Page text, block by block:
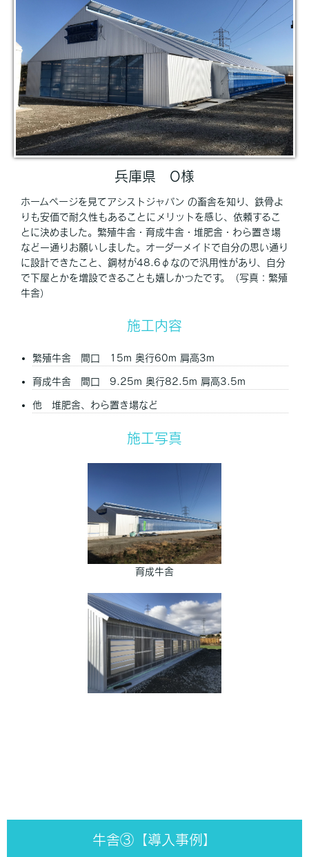
兵庫県 O様
ホームページを見てアシストジャパン の畜舎を知り、鉄骨よ
りも安価で耐久性もあることにメリットを感じ、依頼するこ
とに決めました。繁殖牛舎・育成牛舎・堆肥舎・わら置き場
など一通りお願いしました。オーダーメイドで自分の思い通り
に設計できたこと、鋼材が48.6φなので汎用性があり、自分
で下屋とかを増設できることも嬉しかったです。（写真：繁殖
牛舎）
施工内容
繁殖牛舎 間口 15m 奥行60m 肩高3m
育成牛舎 間口 9.25m 奥行82.5m 肩高3.5m
他 堆肥舎、わら置き場など
施工写真
育成牛舎
牛舎③【導入事例】